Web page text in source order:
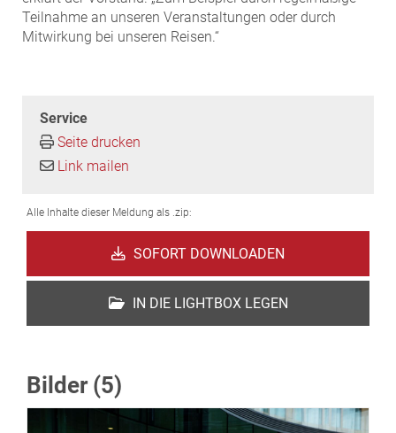
Teilnahme an unseren Veranstaltungen oder durch
Mitwirkung bei unseren Reisen.“
Service
Seite drucken
Link mailen
Alle Inhalte dieser Meldung als .zip:
SOFORT DOWNLOADEN
IN DIE LIGHTBOX LEGEN
Bilder (5)